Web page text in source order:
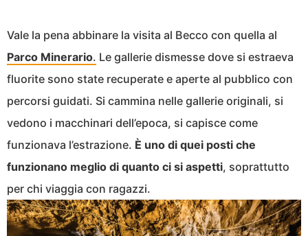
Vale la pena abbinare la visita al Becco con quella al
Parco Minerario. Le gallerie dismesse dove si estraeva
fluorite sono state recuperate e aperte al pubblico con
percorsi guidati. Si cammina nelle gallerie originali, si
vedono i macchinari dell’epoca, si capisce come
funzionava l’estrazione. È uno di quei posti che
funzionano meglio di quanto ci si aspetti, soprattutto
per chi viaggia con ragazzi.